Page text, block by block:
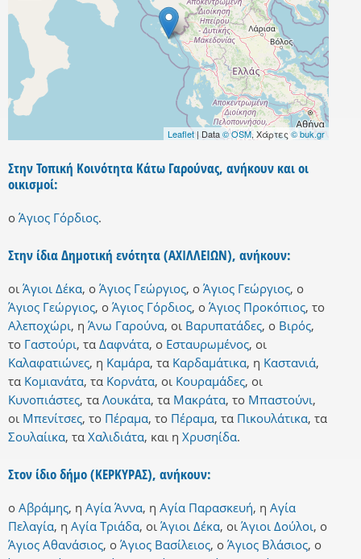
Leaflet | Data© OSM, Χάρτες© buk.gr
Στην Τοπική Κοινότητα Κάτω Γαρούνας, ανήκουν και οι
οικισμοί:
ο Άγιος Γόρδιος.
Στην ίδια Δημοτική ενότητα (ΑΧΙΛΛΕΙΩΝ), ανήκουν:
οι Άγιοι Δέκα, ο Άγιος Γεώργιος, ο Άγιος Γεώργιος, ο
Άγιος Γεώργιος, ο Άγιος Γόρδιος, ο Άγιος Προκόπιος, το
Αλεποχώρι, η Άνω Γαρούνα, οι Βαρυπατάδες, ο Βιρός,
το Γαστούρι, τα Δαφνάτα, ο Εσταυρωμένος, οι
Καλαφατιώνες, η Καμάρα, τα Καρδαμάτικα, η Καστανιά,
τα Κομιανάτα, τα Κορνάτα, οι Κουραμάδες, οι
Κυνοπιάστες, τα Λουκάτα, τα Μακράτα, το Μπαστούνι,
οι Μπενίτσες, το Πέραμα, το Πέραμα, τα Πικουλάτικα, τα
Σουλαίικα, τα Χαλιδιάτα, και η Χρυσηίδα.
Στον ίδιο δήμο (ΚΕΡΚΥΡΑΣ), ανήκουν:
ο Αβράμης, η Αγία Άννα, η Αγία Παρασκευή, η Αγία
Πελαγία, η Αγία Τριάδα, οι Άγιοι Δέκα, οι Άγιοι Δούλοι, ο
Άγιος Αθανάσιος, ο Άγιος Βασίλειος, ο Άγιος Βλάσιος, ο